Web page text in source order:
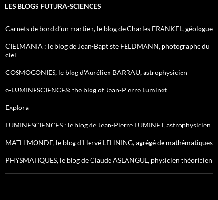
LES BLOGS FUTURA-SCIENCES
Carnets de bord d’un martien, le blog de Charles FRANKEL, géologue
CIELMANIA : le blog de Jean-Baptiste FELDMANN, photographe du
ciel
COSMOGONIES, le blog d'Aurélien BARRAU, astrophysicien
e-LUMINESCIENCES: the blog of Jean-Pierre Luminet
Explora
LUMINESCIENCES : le blog de Jean-Pierre LUMINET, astrophysicien
MATH'MONDE, le blog d'Hervé LEHNING, agrégé de mathématiques
PHYSMATIQUES, le blog de Claude ASLANGUL, physicien théoricien